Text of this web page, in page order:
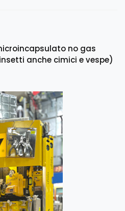
no gas
anche cimici e vespe)